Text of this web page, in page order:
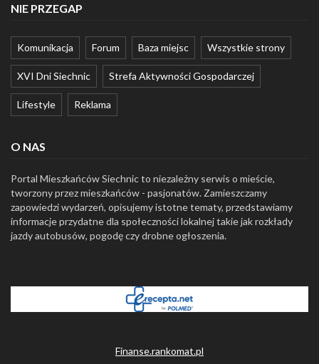
NIE PRZEGAP
Komunikacja Forum Baza miejsc Wszystkie strony
XVI Dni Siechnic Strefa Aktywności Gospodarczej
Lifestyle Reklama
O NAS
Portal Mieszkańców Siechnic to niezależny serwis o mieście,
tworzony przez mieszkańców - pasjonatów. Zamieszczamy
zapowiedzi wydarzeń, opisujemy istotne tematy, przedstawiamy
informacje przydatne dla społeczności lokalnej takie jak rozkłady
jazdy autobusów, pogodę czy drobne ogłoszenia.
Finanse.rankomat.pl